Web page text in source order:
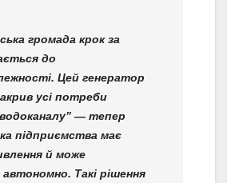
громада крок за
до
Цей генератор
усі потреби
— тепер
підприємства має
й може
Такі рішення